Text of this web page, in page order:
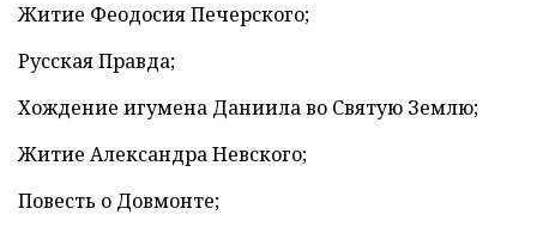
Житие Феодосия Печерского;
Русская Правда;
Хождение игумена Даниила во Святую Землю;
Житие Александра Невского;
Повесть о Довмонте;